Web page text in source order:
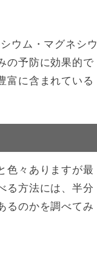
ウム・マグネシウ
の予防に効果的で
富に含まれている
色々ありますが最
る方法には、半分
るのかを調べてみ